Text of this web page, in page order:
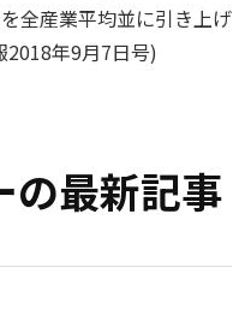
全産業平均並に引き上げ
2018年9月7日号)
の最新記事